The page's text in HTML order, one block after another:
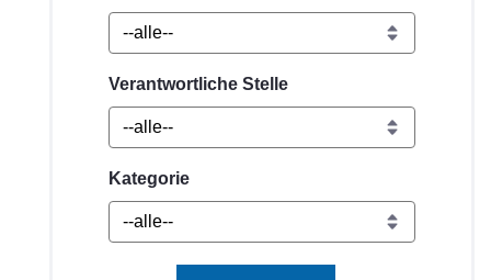
Verantwortliche Stelle
Kategorie